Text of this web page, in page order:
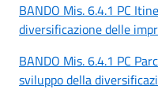
BANDO Mis. 6.4.1 PC
diversificazione delle
BANDO Mis. 6.4.1 PC
sviluppo della